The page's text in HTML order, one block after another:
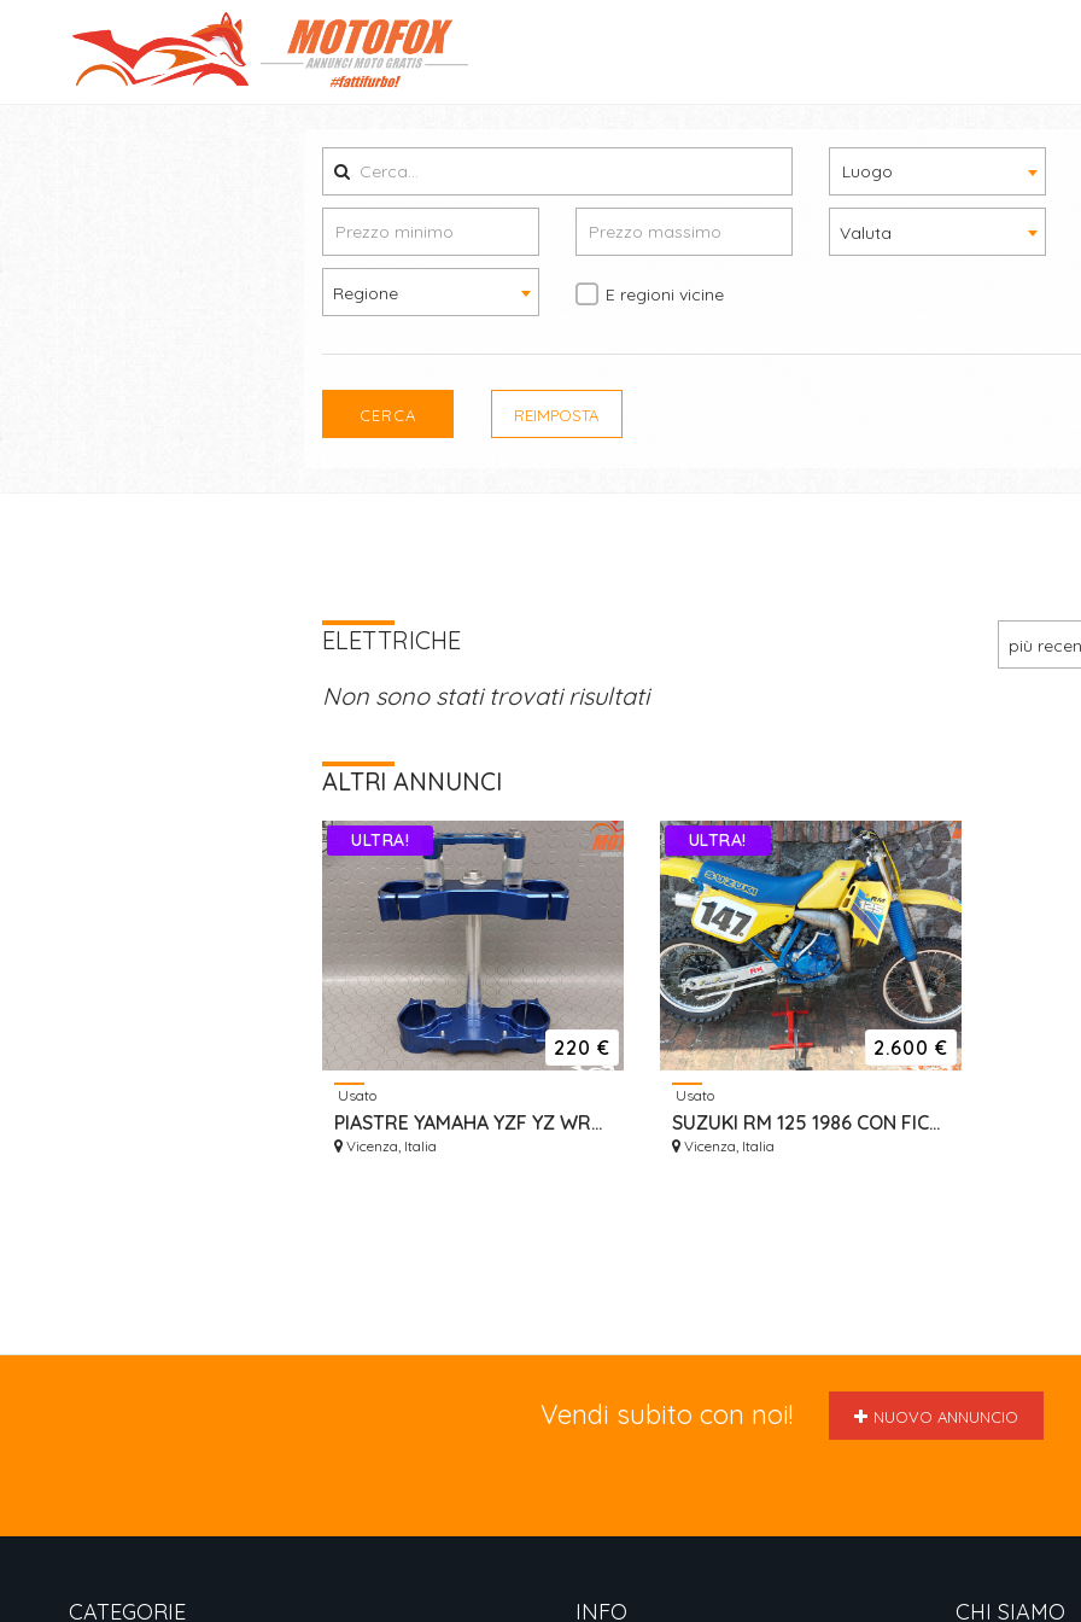
Luogo
Valuta
Regione E regioni vicine
CERCA REIMPOSTA
ELETTRICHE più
Non sono stati trovati risultati
ALTRI ANNUNCI
220 €
ULTRA!
Usato
PIASTRE YAMAHA YZF YZ WRF NUOVE ERGAL GECO RISER
Vicenza, Italia
2.600 €
ULTRA!
Usato
SUZUKI RM 125 1986 CON FICHE FMI DA VETRINA
Vicenza, Italia
Vendi subito con noi! NUOVO ANNUNCIO
CATEGORIE INFO CHI SIAMO